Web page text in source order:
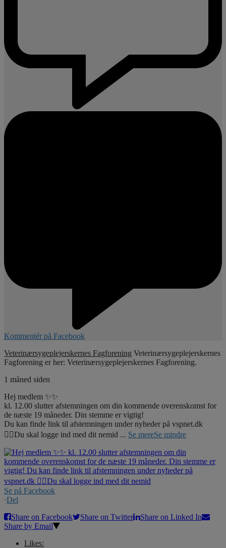
Kommentér på Facebook
Veterinærsygeplejerskernes Fagforening Veterinærsygeplejerskernes
Fagforening er her: Veterinærsygeplejerskernes Fagforening.
1 måned siden
Hej medlem ✨✨
kl. 12.00 slutter afstemningen om din kommende overenskomst for
de næste 19 måneder. Din stemme er vigtig!
Du kan finde link til afstemningen under nyheder på vspnet.dk
☝🏼Du skal logge ind med dit nemid ... Se mereSe mindre
Se på Facebook
·Del
Share on Facebook
Share on Twitter
Share on Linked In
Share by Email
Likes: